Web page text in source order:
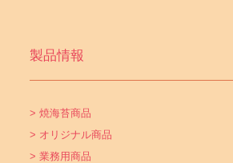
製品情報
> 焼海苔商品
> オリジナル商品
> 業務用商品